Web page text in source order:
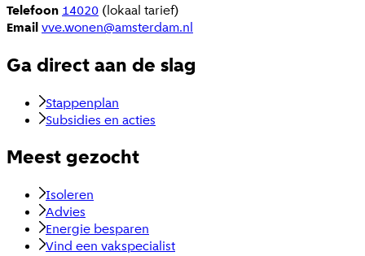
Telefoon 14020 (lokaal tarief)
Emailvve.wonen@amsterdam.nl
Ga direct aan de slag
Stappenplan
Subsidies en acties
Meest gezocht
Isoleren
Advies
Energie besparen
Vind een vakspecialist